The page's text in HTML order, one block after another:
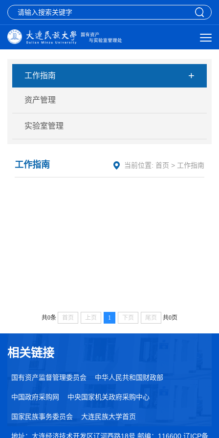
工作指南 +
资产管理
实验室管理
工作指南 当前位置: 首页 > 工作指南
共0条 首页 上页 1 下页 尾页 共0页
相关链接
国有资产监督管理委员会 中华人民共和国财政部
中国政府采购网 中央国家机关政府采购中心
国家民族事务委员会 大连民族大学首页
地址：大连经济技术开发区辽河西路18号 邮编：116600 辽ICP备